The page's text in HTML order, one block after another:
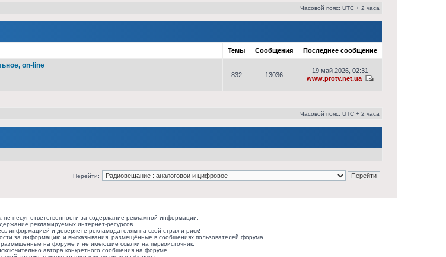
Часовой пояс: UTC + 2 часа
Темы Сообщения Последнее сообщение
on-line
832 13036
19 май 2026, 02:31
www.protv.net.ua
Часовой пояс: UTC + 2 часа
Перейти:
несут ответственности за содержание рекламной информации,
рекламируемых интернет-ресурсов.
информацией и доверяете рекламодателям на свой страх и риск!
за информацию и высказывания, размещённые в сообщениях пользователей форума.
на форуме и не имеющие ссылки на первоисточник,
автора конкретного сообщения на форуме